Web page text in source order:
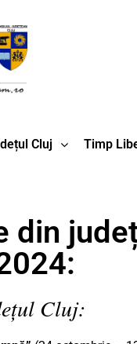
Cluj Timp
din
Cluj: